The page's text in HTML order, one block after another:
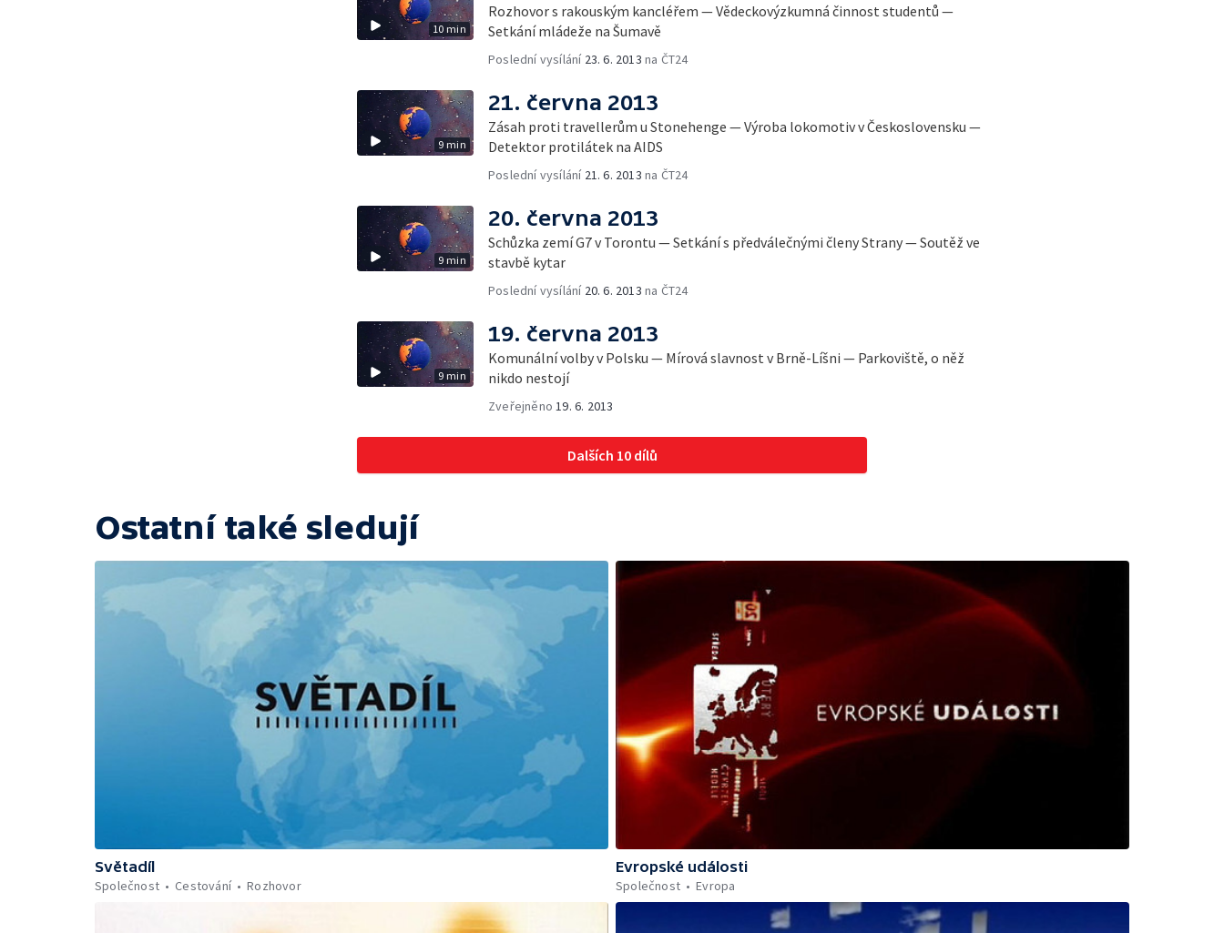
10 min
Rozhovor s rakouským kancléřem — Vědeckovýzkumná činnost studentů —
Setkání mládeže na Šumavě
Poslední vysílání 23. 6. 2013 na ČT24
9 min
21. června 2013
Zásah proti travellerům u Stonehenge — Výroba lokomotiv v Československu —
Detektor protilátek na AIDS
Poslední vysílání 21. 6. 2013 na ČT24
9 min
20. června 2013
Schůzka zemí G7 v Torontu — Setkání s předválečnými členy Strany — Soutěž ve
stavbě kytar
Poslední vysílání 20. 6. 2013 na ČT24
9 min
19. června 2013
Komunální volby v Polsku — Mírová slavnost v Brně-Líšni — Parkoviště, o něž
nikdo nestojí
Zveřejněno19. 6. 2013
Dalších 10 dílů
Ostatní také sledují
Světadíl
Společnost
Cestování Rozhovor
Evropské události
Společnost
Evropa